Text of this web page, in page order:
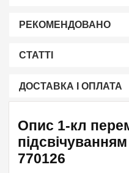
РЕКОМЕНДОВАНО
СТАТТІ
ДОСТАВКА І ОПЛАТА
Опис 1-кл
770126